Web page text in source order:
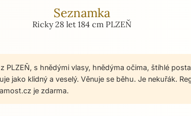
Seznamka
Ricky 28 let 184 cm PLZEŇ
PLZEŇ, s hnědými vlasy, hnědýma očima, štíhlé
jako klidný a veselý. Věnuje se běhu. Je nekuřák.
je zdarma.